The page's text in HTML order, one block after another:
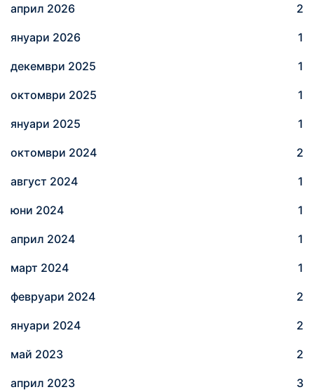
април 2026 2
януари 2026 1
декември 2025 1
октомври 2025 1
януари 2025 1
октомври 2024 2
август 2024 1
юни 2024 1
април 2024 1
март 2024 1
февруари 2024 2
януари 2024 2
май 2023 2
април 2023 3